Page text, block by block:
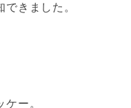
きました。
ー。